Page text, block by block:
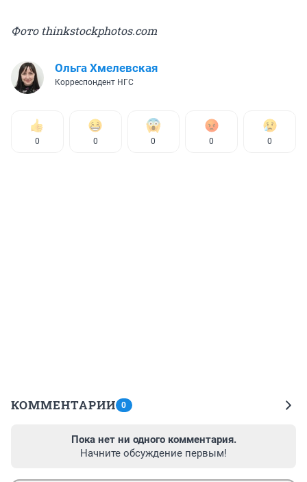
Фото thinkstockphotos.com
Ольга Хмелевская
Корреспондент НГС
0 0 0 0 0
КОММЕНТАРИИ 0
Пока нет ни одного комментария.
Начните обсуждение первым!